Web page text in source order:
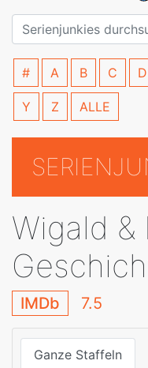
# A B C D
Y Z ALLE
Wigald
IMDb 7.5
Ganze Staffeln